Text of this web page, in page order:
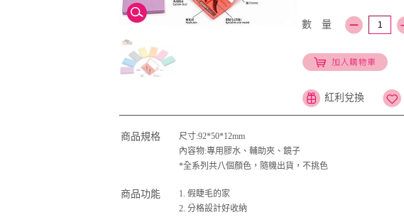
數 量
紅利兌換
商品規格
尺寸:92*50*12mm
內容物:專用膠水、輔助夾、鏡子
*全系列共八個顏色，隨機出貨，不挑色
商品功能
1. 假睫毛的家
2. 分格設計好收納